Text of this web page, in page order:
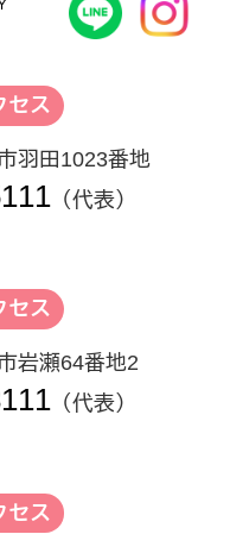
セス
羽田1023番地
（代表）
セス
岩瀬64番地2
（代表）
セス